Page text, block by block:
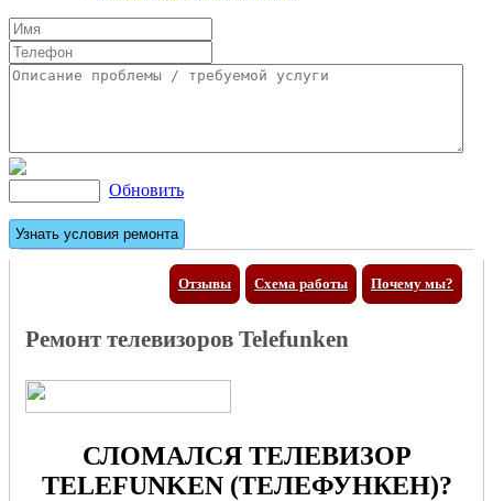
Обновить
Отзывы Почему мы?
Схема работы
Ремонт телевизоров Telefunken
СЛОМАЛСЯ ТЕЛЕВИЗОР
TELEFUNKEN (ТЕЛЕФУНКЕН)?